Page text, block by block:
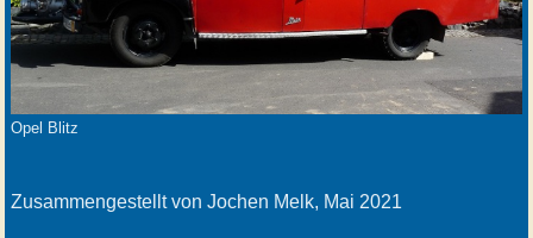
Opel Blitz
Zusammengestellt von Jochen Melk, Mai 2021